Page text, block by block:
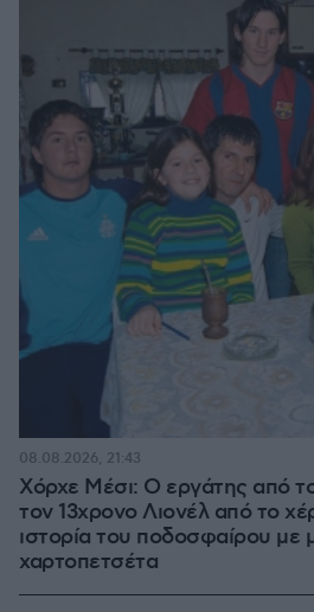
Χόρχε Μέσι: Ο εργάτης από
τον 13χρονο Λιονέλ από το
ιστορία του ποδοσφαίρου με
χαρτοπετσέτα
08.08.2026, 21:43